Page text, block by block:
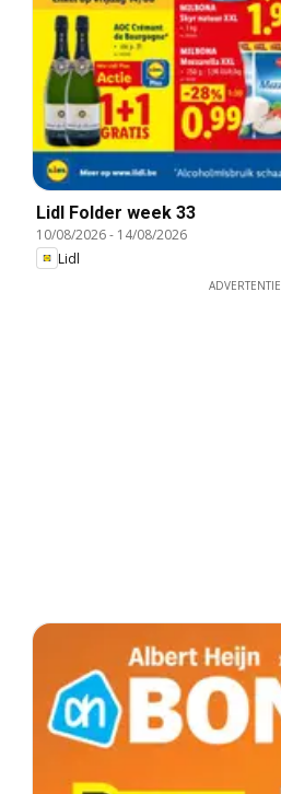
Lidl Folder week 33
10/08/2026- 14/08/2026
Lidl
ADVERTENTIE